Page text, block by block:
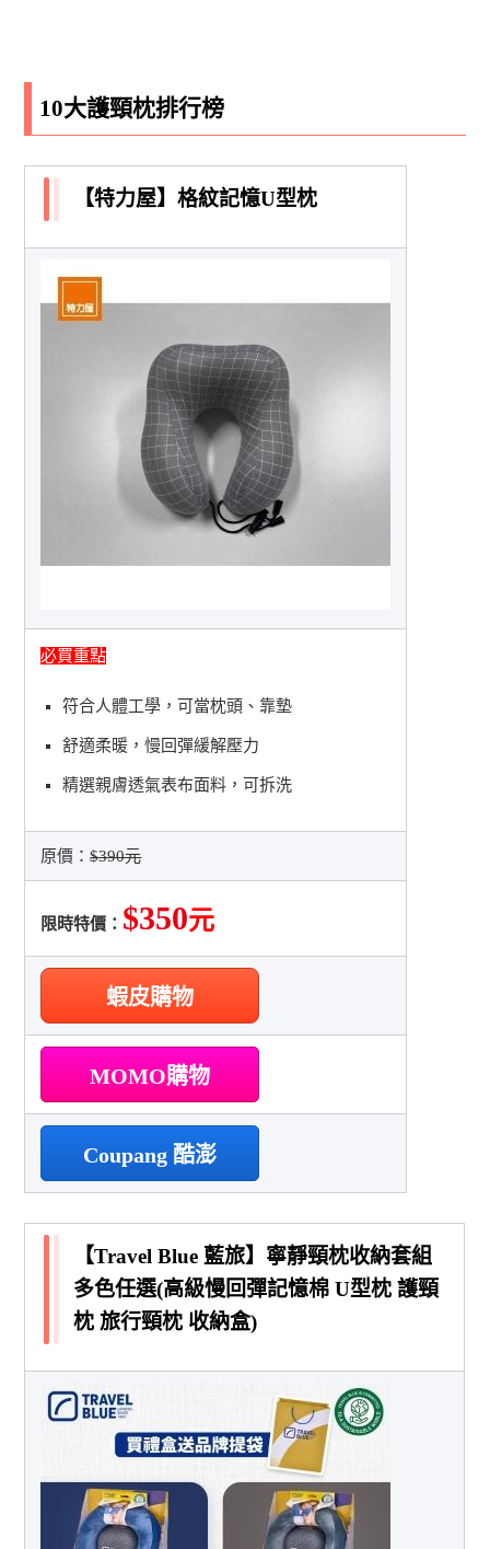
10大護頸枕排行榜
【特力屋】格紋記憶U型枕
必買重點
符合人體工學，可當枕頭、靠墊
舒適柔暖，慢回彈緩解壓力
精選親膚透氣表布面料，可拆洗
原價：$390元
限時特價： $350元
蝦皮購物
MOMO購物
Coupang 酷澎
【Travel Blue 藍旅】寧靜頸枕收納套組
多色任選(高級慢回彈記憶棉 U型枕 護頸
枕 旅行頸枕 收納盒)